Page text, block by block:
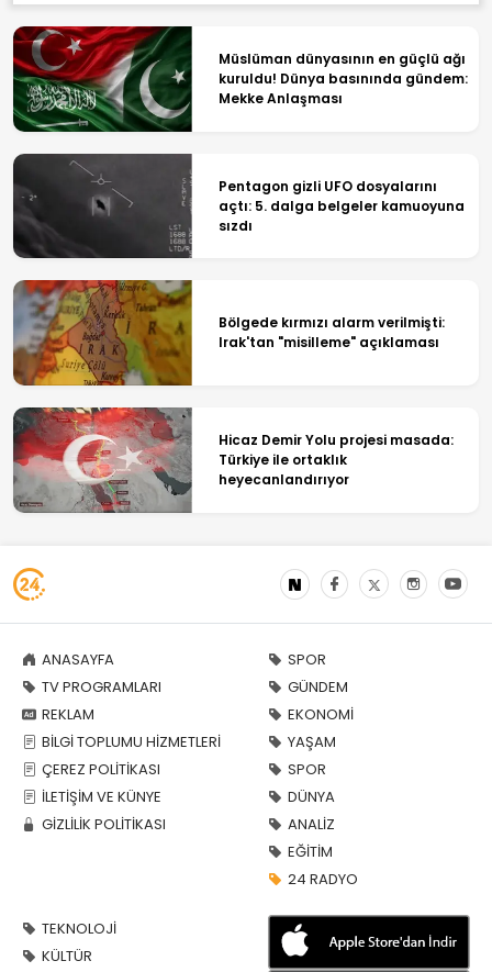
Müslüman dünyasının en güçlü ağı
kuruldu! Dünya basınında gündem:
Mekke Anlaşması
Pentagon gizli UFO dosyalarını
açtı: 5. dalga belgeler kamuoyuna
sızdı
Bölgede kırmızı alarm verilmişti:
Irak'tan "misilleme" açıklaması
Hicaz Demir Yolu projesi masada:
Türkiye ile ortaklık
heyecanlandırıyor
ANASAYFA
TV PROGRAMLARI
REKLAM
BİLGİ TOPLUMU HİZMETLERİ
ÇEREZ POLİTİKASI
İLETİŞİM VE KÜNYE
GİZLİLİK POLİTİKASI
SPOR
GÜNDEM
EKONOMİ
YAŞAM
SPOR
DÜNYA
ANALİZ
EĞİTİM
24 RADYO
TEKNOLOJİ
KÜLTÜR